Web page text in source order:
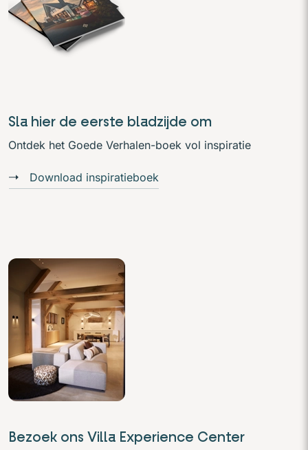
Sla hier de eerste bladzijde om
Ontdek het Goede Verhalen-boek vol inspiratie
Download inspiratieboek
Bezoek ons Villa Experience Center